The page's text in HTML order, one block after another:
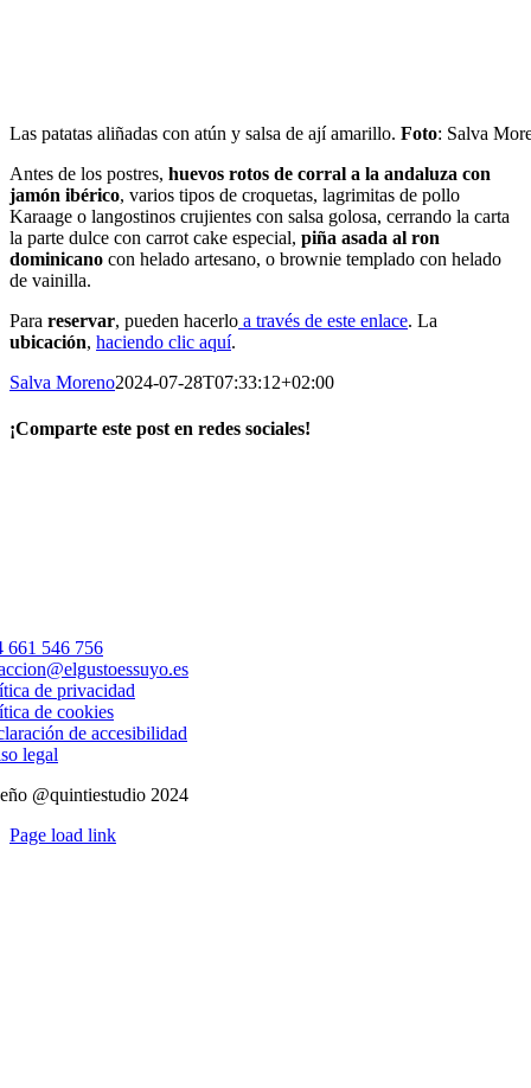
Las patatas aliñadas con atún y salsa de ají amarillo. Foto: Salva
Antes de los postres, huevos rotos de corral a la andaluza con
jamón ibérico, varios tipos de croquetas, lagrimitas de pollo
Karaage o langostinos crujientes con salsa golosa, cerrando la carta
la parte dulce con carrot cake especial, piña asada al ron
dominicano con helado artesano, o brownie templado con helado
de vainilla.
Para reservar, pueden hacerlo a través de este enlace. La
ubicación, haciendo clic aquí.
Salva Moreno2024-07-28T07:33:12+02:00
¡Comparte este post en redes sociales!
661 546 756
de privacidad
de cookies
de accesibilidad
legal
@quintiestudio 2024
Page load link